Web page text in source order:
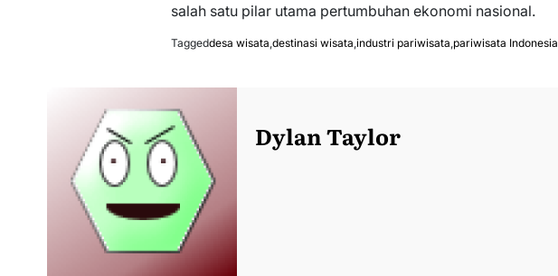
salah satu pilar utama pertumbuhan ekonomi nasional.
Taggeddesa wisata destinasi wisata industri pariwisata pariwisata Indonesia
Dylan Taylor